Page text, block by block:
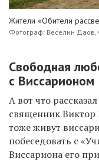
Жители «Обители
Фотограф: Веселин Даов,
Свободная
с Виссарионом
А вот что рассказал
священникВиктор
тоже живут
побеседовать с
Виссариона его